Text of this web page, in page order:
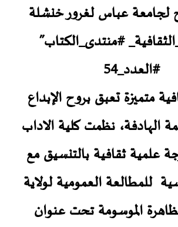
لجامعة عباس لغرور خنشلة
#منتدى_الكتاب”
#العدد_54
متميزة تعبق بروح الإبداع
الهادفة، نظمت كلية الاداب
علمية ثقافية بالتنسيق مع
للمطالعة العمومية لولاية
الموسومة تحت عنوان